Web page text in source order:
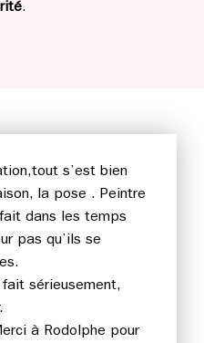
.
s’est bien
la pose . Peintre
dans les temps
pas qu’ils se
sérieusement,
à Rodolphe pour